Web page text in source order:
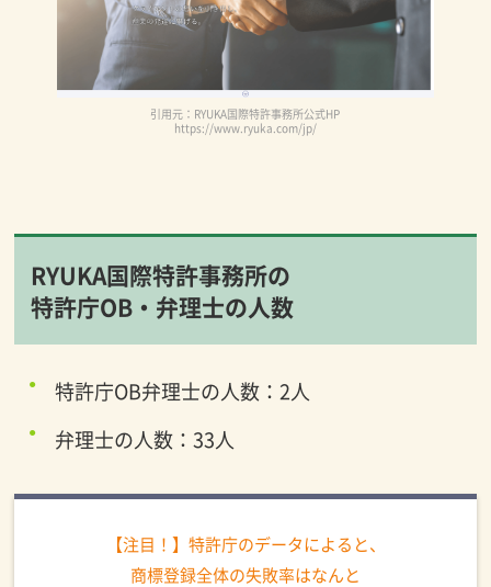
引用元：RYUKA国際特許事務所公式HP
https://www.ryuka.com/jp/
RYUKA国際特許事務所の
特許庁OB・弁理士の人数
特許庁OB弁理士の人数：2人
弁理士の人数：33人
【注目！】特許庁のデータによると、
商標登録全体の失敗率はなんと